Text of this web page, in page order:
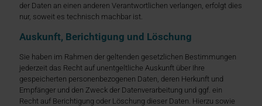
der Daten an einen anderen Verantwortlichen verlangen, erfolgt dies
nur, soweit es technisch machbar ist.
Auskunft, Berichtigung und Löschung
Sie haben im Rahmen der geltenden gesetzlichen Bestimmungen
jederzeit das Recht auf unentgeltliche Auskunft über Ihre
gespeicherten personenbezogenen Daten, deren Herkunft und
Empfänger und den Zweck der Datenverarbeitung und ggf. ein
Recht auf Berichtigung oder Löschung dieser Daten. Hierzu sowie